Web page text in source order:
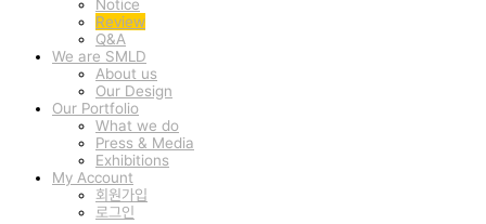
Notice
Review
Q&A
We are SMLD
About us
Our Design
Our Portfolio
What we do
Press & Media
Exhibitions
My Account
회원가입
로그인